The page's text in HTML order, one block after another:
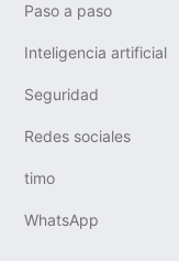
Paso a paso
Inteligencia artificial
Seguridad
Redes sociales
timo
WhatsApp